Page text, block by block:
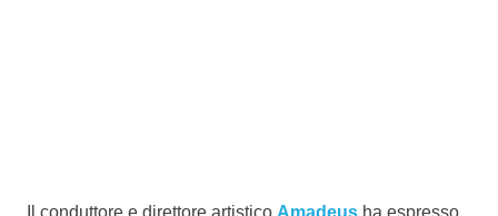
Il conduttore e direttore artistico Amadeus ha espresso